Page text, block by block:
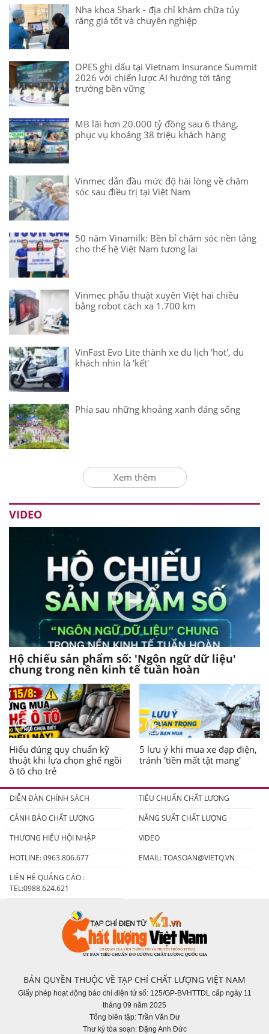
Nha khoa Shark - địa chỉ khám chữa tủy
răng giá tốt và chuyên nghiệp
OPES ghi dấu tại Vietnam Insurance Summit
2026 với chiến lược AI hướng tới tăng
trưởng bền vững
MB lãi hơn 20.000 tỷ đồng sau 6 tháng,
phục vụ khoảng 38 triệu khách hàng
Vinmec dẫn đầu mức độ hài lòng về chăm
sóc sau điều trị tại Việt Nam
50 năm Vinamilk: Bền bỉ chăm sóc nền tảng
cho thế hệ Việt Nam tương lai
Vinmec phẫu thuật xuyên Việt hai chiều
bằng robot cách xa 1.700 km
VinFast Evo Lite thành xe du lịch 'hot', du
khách nhìn là 'kết'
Phía sau những khoảng xanh đáng sống
Xem thêm
VIDEO
Hộ chiếu sản phẩm số: 'Ngôn ngữ dữ liệu'
chung trong nền kinh tế tuần hoàn
Hiểu đúng quy chuẩn kỹ
thuật khi lựa chọn ghế ngồi
ô tô cho trẻ
5 lưu ý khi mua xe đạp điện,
tránh 'tiền mất tật mang'
DIỄN ĐÀN CHÍNH SÁCH
TIÊU CHUẨN CHẤT LƯỢNG
CẢNH BÁO CHẤT LƯỢNG
NĂNG SUẤT CHẤT LƯỢNG
THƯƠNG HIỆU HỘI NHẬP
VIDEO
HOTLINE: 0963.806.677
EMAIL:TOASOAN@VIETQ.VN
LIÊN HỆ QUẢNG CÁO :
TEL:0988.624.621
BẢN QUYỀN THUỘC VỀ TẠP CHÍ CHẤT LƯỢNG VIỆT NAM
Giấy phép hoạt động báo chí điện tử số: 125/GP-BVHTTDL cấp ngày 11
tháng 09 năm 2025
Tổng biên tập: Trần Văn Dư
Thư ký tòa soạn: Đặng Anh Đức